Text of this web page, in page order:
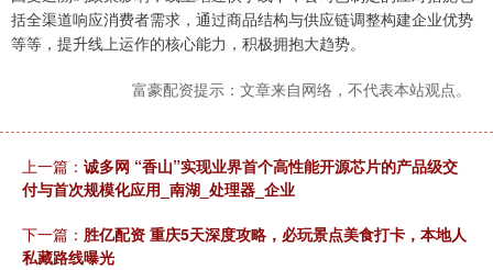
括全渠道响应消费者需求，通过商品结构与供应链调整构建企业优势
等等，提升线上运作的核心能力，积极拥抱大趋势。
富豪配资提示：文章来自网络，不代表本站观点。
上一篇： 诚多网 “香山”实现业界首个高性能开源芯片的产品级交
付与首次规模化应用_南湖_处理器_企业
下一篇： 胜亿配资 重庆5天深度攻略，必玩景点美食打卡，本地人
私藏路线曝光